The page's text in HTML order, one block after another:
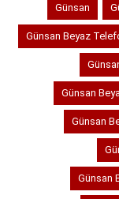
Günsan
Günsan Beyaz
Günsan
Günsan
Günsan